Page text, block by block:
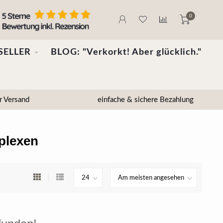
0
BLOG: "Verkorkt! Aber glücklich."
einfache & sichere Bezahlung